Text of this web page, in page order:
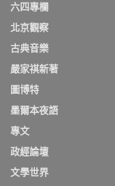
六四專欄
北京觀察
古典音樂
嚴家祺新著
圖博特
墨爾本夜語
專文
政經論壇
文學世界